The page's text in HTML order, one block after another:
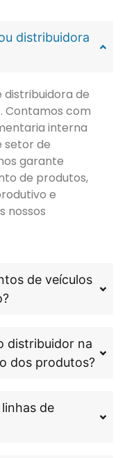
distribuidora
distribuidora de
Contamos com
interna
setor de
garante
de produtos,
e
nossos
de veículos
distribuidor na
dos produtos?
de